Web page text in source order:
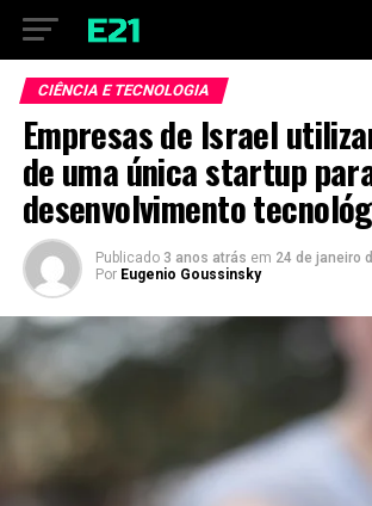
CIÊNCIA E TECNOLOGIA
Empresas de Israel
de uma única startup
desenvolvimento
Publicado 3 anos atrás em 24 de janeiro
Por Eugenio Goussinsky